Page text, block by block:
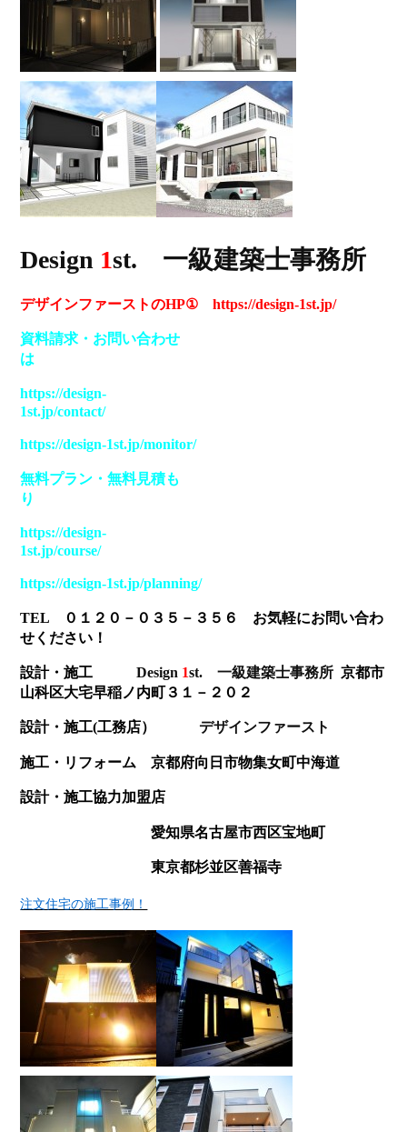
Design 1st. 一級建築士事務所
デザインファーストのHP① https://design-1st.jp/
資料請求・ お問い合わせ
は
https://design-
1st.jp/contact/
https://design-1st.jp/monitor/
無料プラン ・無料見積も
り
https://design-
1st.jp/course/
https://design-1st.jp/planning/
TEL ０１２０－０３５－３５６ お気軽にお問い合わ
せください！
設計・施工Design 1st. 一級建築士事務所 京都市
山科区大宅早稲ノ内町３１－２０２
設計・施工(工務店） デザインファースト
施工・リフォーム 京都府向日市物集女町中海道
設計・施工協力加盟店
愛知県名古屋市西区宝地町
東京都杉並区善福寺
注文住宅の施工事例！